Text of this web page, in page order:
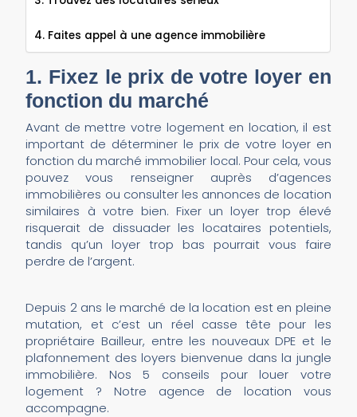
4. Faites appel à une agence immobilière
1. Fixez le prix de votre loyer en
fonction du marché
Avant de mettre votre logement en location, il est
important de déterminer le prix de votre loyer en
fonction du marché immobilier local. Pour cela, vous
pouvez vous renseigner auprès d’agences
immobilières ou consulter les annonces de location
similaires à votre bien. Fixer un loyer trop élevé
risquerait de dissuader les locataires potentiels,
tandis qu’un loyer trop bas pourrait vous faire
perdre de l’argent.
Depuis 2 ans le marché de la location est en pleine
mutation, et c’est un réel casse tête pour les
propriétaire Bailleur, entre les nouveaux DPE et le
plafonnement des loyers bienvenue dans la jungle
immobilière. Nos 5 conseils pour louer votre
logement ? Notre agence de location vous
accompagne.